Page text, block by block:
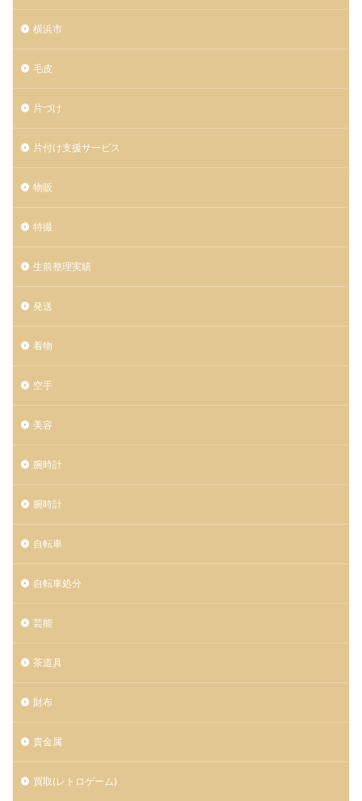
横浜市
毛皮
片づけ
片付け支援サービス
物販
特撮
生前整理実績
発送
着物
空手
美容
腕時計
腕時計
自転車
自転車処分
芸能
茶道具
財布
貴金属
買取(レトロゲーム)